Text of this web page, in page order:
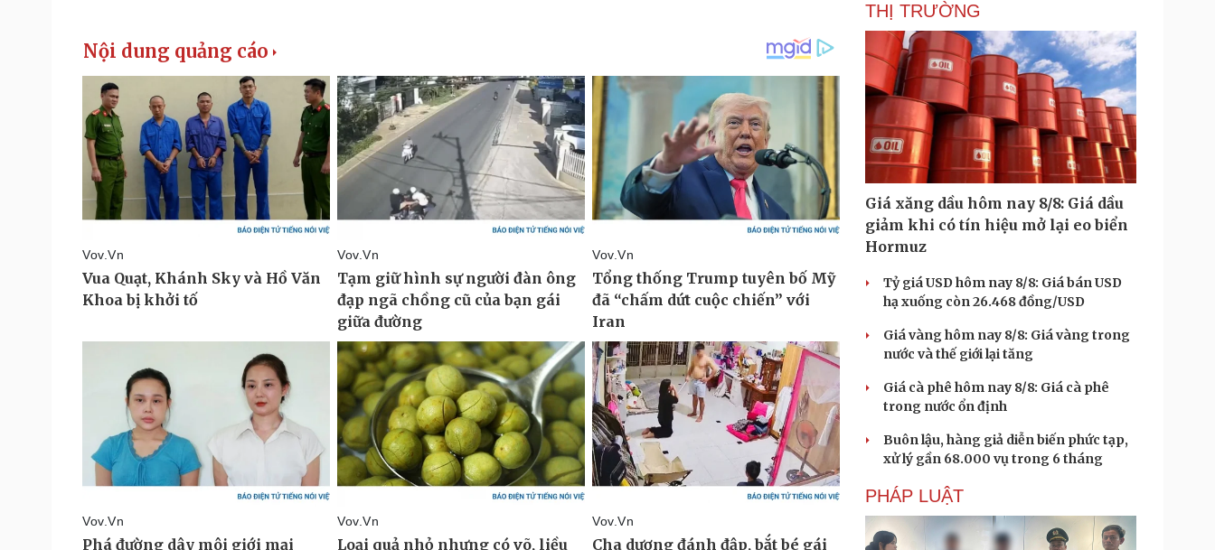
THỊ TRƯỜNG
Giá xăng dầu hôm nay 8/8: Giá dầu
giảm khi có tín hiệu mở lại eo biển
Hormuz
Tỷ giá USD hôm nay 8/8: Giá bán USD
hạ xuống còn 26.468 đồng/USD
Giá vàng hôm nay 8/8: Giá vàng trong
nước và thế giới lại tăng
Giá cà phê hôm nay 8/8: Giá cà phê
trong nước ổn định
Buôn lậu, hàng giả diễn biến phức tạp,
xử lý gần 68.000 vụ trong 6 tháng
PHÁP LUẬT